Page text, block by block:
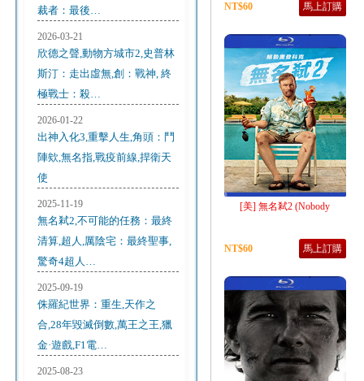
裁者：最後…
2026-03-21
欣德之聲,動物方城市2,史普林
斯汀：走出虛無,創：戰神, 終
極戰士：殺…
2026-01-22
出神入化3,重擊人生,角頭：鬥
陣欸,無名指,戰疫前線,捍衛天
使
2025-11-19
無名弒2,不可能的任務：最終
清算,超人,厲陰宅：最終聖事,
驚奇4超人…
2025-09-19
侏羅紀世界：重生,天作之
合,28年毀滅倒數,萬王之王,獵
金·遊戲,F1電…
2025-08-23
NT$60 馬上訂購
[美] 無名弒2 (Nobody
NT$60 馬上訂購